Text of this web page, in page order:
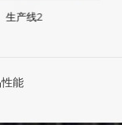
生产线2
能